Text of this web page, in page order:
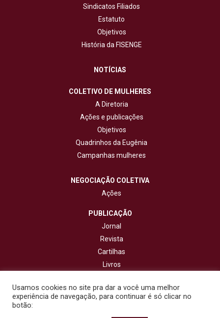
Sindicatos Filiados
Estatuto
Objetivos
História da FISENGE
NOTÍCIAS
COLETIVO DE MULHERES
A Diretoria
Ações e publicações
Objetivos
Quadrinhos da Eugênia
Campanhas mulheres
NEGOCIAÇÃO COLETIVA
Ações
PUBLICAÇÃO
Jornal
Revista
Cartilhas
Livros
CONTATO
Usamos cookies no site pra dar a você uma melhor
experiência de navegação, para continuar é só clicar no
botão: